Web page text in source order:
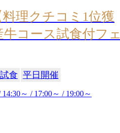
理クチコミ1位獲
コース試食付フェ
食 平日開催
14:30～ / 17:00～ / 19:00～